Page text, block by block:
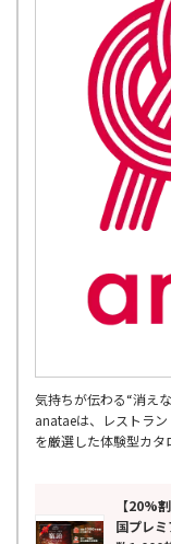
気持ちが伝わる“消え
anataeは、レストラ
を厳選した体験型カ
累計7万人以上が利用
行ギフトとしても人気
【20%
国プレ